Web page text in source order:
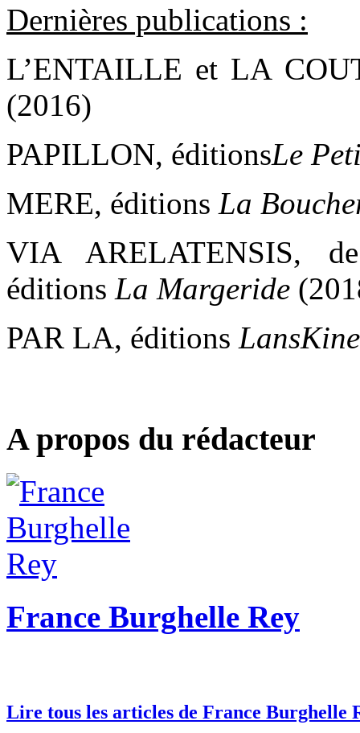
Dernières publications :
L’ENTAILLE et LA
(2016)
PAPILLON, éditionsLe
MERE, éditions La
VIA ARELATENSIS,
éditions La Margeride
PAR LA, éditions
A propos du rédacteur
France Burghelle Rey
Lire tous les articles de France Burghelle